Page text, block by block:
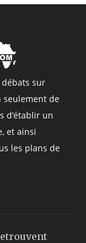
sur
seulement de
d’établir un
et ainsi
les plans de